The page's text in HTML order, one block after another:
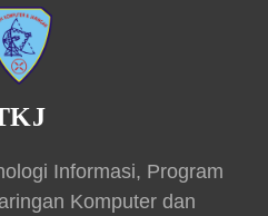
Informasi, Program
Komputer dan